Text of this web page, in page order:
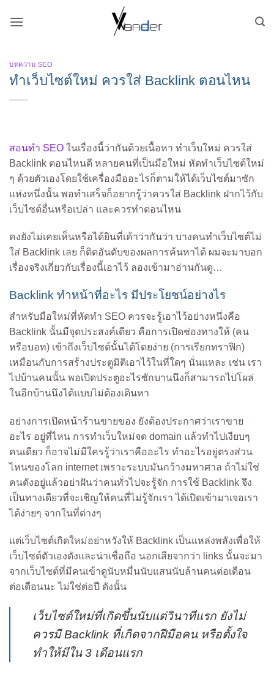
บทความ SEO
ทำเว็บไซต์ใหม่ ควรใส่ Backlink ตอนไหน
สอนทำ SEO ในเรื่องนี้ว่ากันด้วยเนื้อหา ทำเว็บใหม่ ควรใส่
Backlink ตอนไหนดี หลายคนที่เป็นมือใหม่ หัดทำเว็บไซต์ใหม่
ๆ ด้วยตัวเองโดยใช้เครื่องมืออะไรก็ตามให้ได้เว็บไซต์มาซัก
แห่งหนึ่งนั้น พอทำเสร็จก็อยากรู้ว่าควรใส่ Backlink ฝากไว้กับ
เว็บไซต์อื่นหรือเปล่า และควรทำตอนไหน
คงยังไม่เคยเห็นหรือได้ยินที่เค้าว่ากันว่า บางคนทำเว็บไซต์ไม่
ใส่ Backlink เลย ก็ติดอันดับของผลการค้นหาได้ ผมจะมาบอก
เรื่องจริงเกี่ยวกับเรื่องนี้เอาไว้ ลองเข้ามาอ่านกันดู…
Backlink ทำหน้าที่อะไร มีประโยชน์อย่างไร
สำหรับมือใหม่ที่หัดทำ SEO ควรจะรู้เอาไว้อย่างหนึ่งคือ
Backlink นั้นมีจุดประสงค์เดียว คือการเปิดช่องทางให้ (คน
หรือบอท) เข้าถึงเว็บไซต์นั้นได้โดยง่าย (การเรียกทราฟิก)
เหมือนกับการสร้างประตูมิติเอาไว้ในที่ใดๆ นั่นแหละ เช่น เรา
ไปบ้านคนนั้น พอเปิดประตูอะไรซักบานนึงก็สามารถไปโผล่
ในอีกบ้านนึงได้แบบไม่ต้องเดินหา
อย่างการเปิดหน้าร้านขายของ ยังต้องประกาศว่าเราขาย
อะไร อยู่ที่ไหน การทำเว็บใหม่จด domain แล้วทำไปเงียบๆ
คนเดียว ก็อาจไม่มีใครรู้ว่าเราคืออะไร ทำอะไรอยู่ตรงส่วน
ไหนของโลก internet เพราะระบบมันกว้างมหาศาล ถ้าไม่ใช่
คนดังอยู่แล้วอย่าฝันว่าคนทั่วไปจะรู้จัก การใช้ Backlink จึง
เป็นทางเดียวที่จะเชิญให้คนที่ไม่รู้จักเรา ได้เปิดเข้ามาเจอเรา
ได้ง่ายๆ จากในที่ต่างๆ
แต่เว็บไซต์เกิดใหม่อย่าหวังให้ Backlink เป็นแหล่งพลังเพื่อให้
เว็บไซต์ตัวเองดังและน่าเชื่อถือ นอกเสียจากว่า links นั้นจะมา
จากเว็บไซต์ที่มีคนเข้าดูนับหมื่นนับแสนนับล้านคนต่อเดือน
ต่อเดือนนะ ไม่ใช่ต่อปี ดังนั้น
เว็บไซต์ใหม่ที่เกิดขึ้นนับแต่วินาทีแรก ยังไม่
ควรมี Backlink ที่เกิดจากฝีมือคน หรือตั้งใจ
ทำให้มีใน 3 เดือนแรก